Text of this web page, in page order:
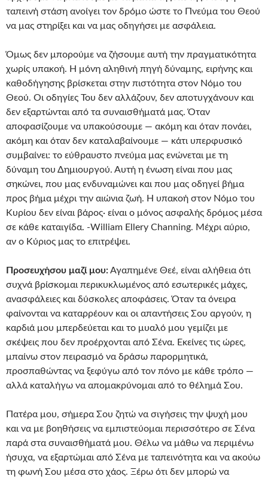
ταπεινή στάση ανοίγει τον δρόμο ώστε το Πνεύμα του Θεού
να μας στηρίξει και να μας οδηγήσει με ασφάλεια.
Όμως δεν μπορούμε να ζήσουμε αυτή την πραγματικότητα
χωρίς υπακοή. Η μόνη αληθινή πηγή δύναμης, ειρήνης και
καθοδήγησης βρίσκεται στην πιστότητα στον Νόμο του
Θεού. Οι οδηγίες Του δεν αλλάζουν, δεν αποτυγχάνουν και
δεν εξαρτώνται από τα συναισθήματά μας. Όταν
αποφασίζουμε να υπακούσουμε — ακόμη και όταν πονάει,
ακόμη και όταν δεν καταλαβαίνουμε — κάτι υπερφυσικό
συμβαίνει: το εύθραυστο πνεύμα μας ενώνεται με τη
δύναμη του Δημιουργού. Αυτή η ένωση είναι που μας
σηκώνει, που μας ενδυναμώνει και που μας οδηγεί βήμα
προς βήμα μέχρι την αιώνια ζωή. Η υπακοή στον Νόμο του
Κυρίου δεν είναι βάρος· είναι ο μόνος ασφαλής δρόμος μέσα
σε κάθε καταιγίδα. -William Ellery Channing. Μέχρι αύριο,
αν ο Κύριος μας το επιτρέψει.
Προσευχήσου μαζί μου:Αγαπημένε Θεέ, είναι αλήθεια ότι
συχνά βρίσκομαι περικυκλωμένος από εσωτερικές μάχες,
ανασφάλειες και δύσκολες αποφάσεις. Όταν τα όνειρα
φαίνονται να καταρρέουν και οι απαντήσεις Σου αργούν, η
καρδιά μου μπερδεύεται και το μυαλό μου γεμίζει με
σκέψεις που δεν προέρχονται από Σένα. Εκείνες τις ώρες,
μπαίνω στον πειρασμό να δράσω παρορμητικά,
προσπαθώντας να ξεφύγω από τον πόνο με κάθε τρόπο —
αλλά καταλήγω να απομακρύνομαι από το θέλημά Σου.
Πατέρα μου, σήμερα Σου ζητώ να σιγήσεις την ψυχή μου
και να με βοηθήσεις να εμπιστεύομαι περισσότερο σε Σένα
παρά στα συναισθήματά μου. Θέλω να μάθω να περιμένω
ήσυχα, να εξαρτώμαι από Σένα με ταπεινότητα και να ακούω
τη φωνή Σου μέσα στο χάος. Ξέρω ότι δεν μπορώ να